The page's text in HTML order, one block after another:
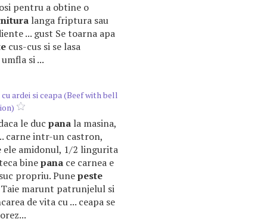
pentru a obtine o
langa friptura sau
... gust Se toarna apa
cus-cus si se lasa
si ...
ardei si ceapa (Beef with bell
le duc pana la masina,
carne intr-un castron,
ele amidonul, 1/2 lingurita
binepana ce carnea e
propriu. Punepeste
Taie marunt patrunjelul si
de vita cu ... ceapa se